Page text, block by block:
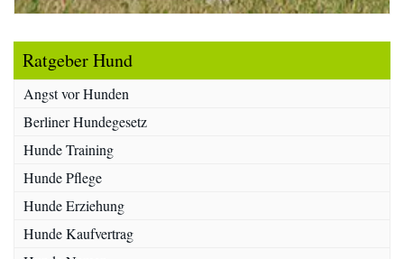
Ratgeber Hund
Angst vor Hunden
Berliner Hundegesetz
Hunde Training
Hunde Pflege
Hunde Erziehung
Hunde Kaufvertrag